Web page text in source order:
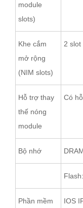
module
slots)
Khe cắm
mở rộng
(NIM slots)
2 slot
Hỗ trợ thay
thế nóng
module
Có
Bộ nhớ
Phần mềm
IOS